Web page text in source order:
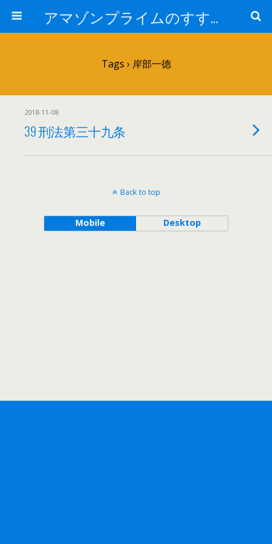
アマゾンプライムのすすめ！
Tags › 岸部一徳
2018-11-08
39 刑法第三十九条
Back to top
Mobile Desktop